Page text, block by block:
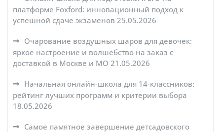
платформе Foxford: инновационный подход к
успешной сдаче экзаменов 25.05.2026
Очарование воздушных шаров для девочек:
яркое настроение и волшебство на заказ с
доставкой в Москве и МО 21.05.2026
Начальная онлайн-школа для 14-классников:
рейтинг лучших программ и критерии выбора
18.05.2026
Самое памятное завершение детсадовского